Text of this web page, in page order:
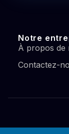
Notre
À propos de
Contactez-